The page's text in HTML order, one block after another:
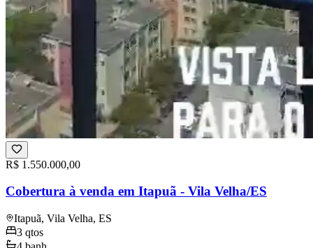
R$ 1.550.000,00
Cobertura à venda em Itapuã - Vila Velha/ES
Itapuã, Vila Velha, ES
3 qtos